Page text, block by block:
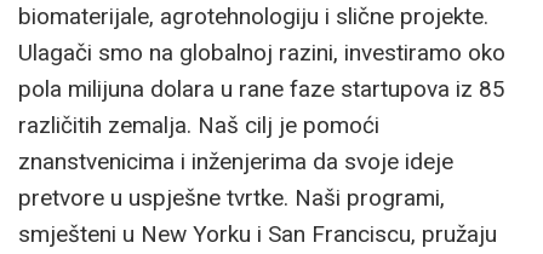
biomaterijale, agrotehnologiju i slične projekte.
Ulagači smo na globalnoj razini, investiramo oko
pola milijuna dolara u rane faze startupova iz 85
različitih zemalja. Naš cilj je pomoći
znanstvenicima i inženjerima da svoje ideje
pretvore u uspješne tvrtke. Naši programi,
smješteni u New Yorku i San Franciscu, pružaju